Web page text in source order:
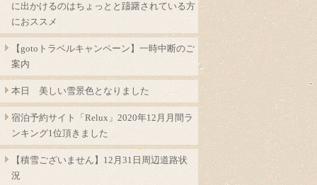
に出かけるのはちょっとと躊躇されている方
におススメ
【gotoトラベルキャンペーン】一時中断のご
案内
本日 美しい雪景色となりました
宿泊予約サイト「Relux」2020年12月月間ラ
ンキング1位頂きました
【積雪ございません】12月31日周辺道路状
況